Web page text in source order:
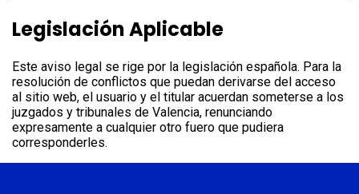
Legislación Aplicable
Este aviso legal se rige por la legislación española. Para la
resolución de conflictos que puedan derivarse del acceso
al sitio web, el usuario y el titular acuerdan someterse a los
juzgados y tribunales de Valencia, renunciando
expresamente a cualquier otro fuero que pudiera
corresponderles.